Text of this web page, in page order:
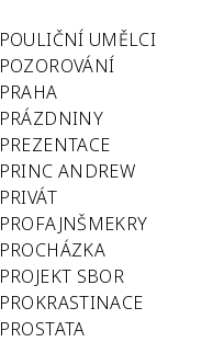
POULIČNÍ UMĚLCI
POZOROVÁNÍ
PRAHA
PRÁZDNINY
PREZENTACE
PRINC ANDREW
PRIVÁT
PROFAJNŠMEKRY
PROCHÁZKA
PROJEKT SBOR
PROKRASTINACE
PROSTATA